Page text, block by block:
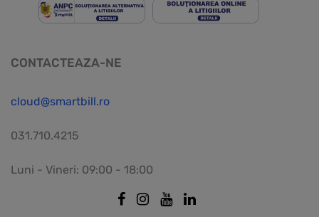
CONTACTEAZA-NE
cloud@smartbill.ro
031.710.4215
Luni - Vineri: 09:00 - 18:00